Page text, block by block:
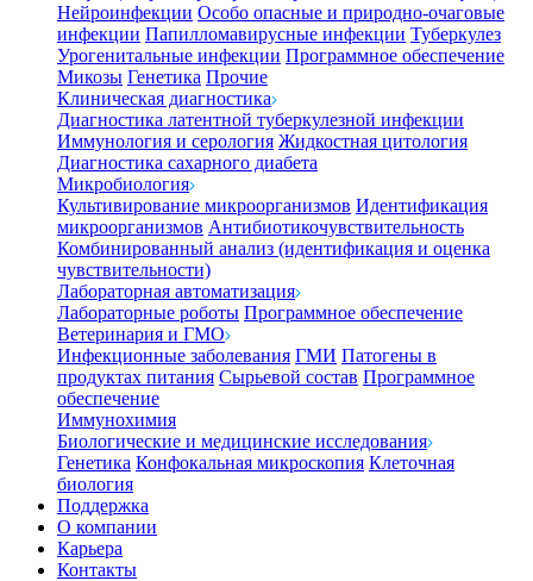
Нейроинфекции Особо опасные и природно-очаговые
инфекции Папилломавирусные инфекции Туберкулез
Урогенитальные инфекции Программное обеспечение
Микозы Генетика Прочие
Клиническая диагностика
Диагностика латентной туберкулезной инфекции
Иммунология и серология Жидкостная цитология
Диагностика сахарного диабета
Микробиология
Культивирование микроорганизмов Идентификация
микроорганизмов Антибиотикочувствительность
Комбинированный анализ (идентификация и оценка
чувствительности)
Лабораторная автоматизация
Лабораторные роботы Программное обеспечение
Ветеринария и ГМО
Инфекционные заболевания ГМИ Патогены в
продуктах питания Сырьевой состав Программное
обеспечение
Иммунохимия
Биологические и медицинские исследования
Генетика Конфокальная микроскопия Клеточная
биология
Поддержка
О компании
Карьера
Контакты